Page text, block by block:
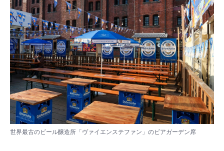
世界最古のビール醸造所「ヴァイエンステファン」のビアガーデン席